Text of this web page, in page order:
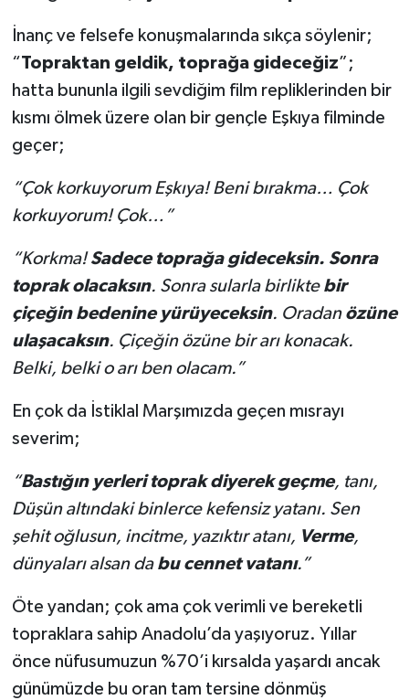
İnanç ve felsefe konuşmalarında sıkça söylenir;
“Topraktan geldik, toprağa gideceğiz”;
hatta bununla ilgili sevdiğim film repliklerinden bir
kısmı ölmek üzere olan bir gençle Eşkıya filminde
geçer;
“Çok korkuyorum Eşkıya! Beni bırakma… Çok
korkuyorum! Çok…”
“Korkma!Sadece toprağa gideceksin. Sonra
toprak olacaksın. Sonra sularla birlikte bir
çiçeğin bedenine yürüyeceksin. Oradan özüne
ulaşacaksın. Çiçeğin özüne bir arı konacak.
Belki, belki o arı ben olacam.”
En çok da İstiklal Marşımızda geçen mısrayı
severim;
“Bastığın yerleri toprak diyerek geçme, tanı,
Düşün altındaki binlerce kefensiz yatanı. Sen
şehit oğlusun, incitme, yazıktır atanı, Verme,
dünyaları alsan da bu cennet vatanı.”
Öte yandan; çok ama çok verimli ve bereketli
topraklara sahip Anadolu’da yaşıyoruz. Yıllar
önce nüfusumuzun %70’i kırsalda yaşardı ancak
günümüzde bu oran tam tersine dönmüş